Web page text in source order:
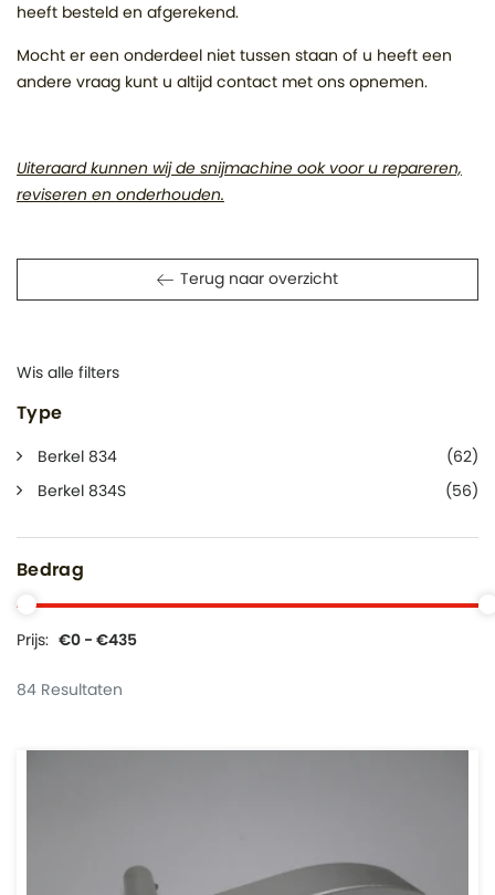
heeft besteld en afgerekend.
Mocht er een onderdeel niet tussen staan of u heeft een
andere vraag kunt u altijd contact met ons opnemen.
Uiteraard kunnen wij de snijmachine ook voor u repareren,
reviseren en onderhouden.
Terug naar overzicht
Wis alle filters
Type
Berkel 834 (62)
Berkel 834S (56)
Bedrag
Prijs: €0 - €435
84 Resultaten